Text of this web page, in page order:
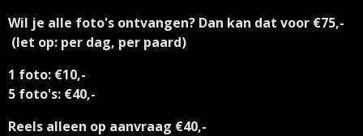
Wil je alle foto's ontvangen? Dan kan dat voor €75,-
(let op: per dag, per paard)
1 foto: €10,-
5 foto's: €40,-
Reels alleen op aanvraag €40,-